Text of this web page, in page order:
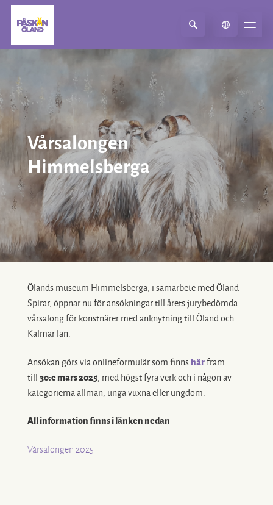
Vårsalongen
Himmelsberga
Ölands museum Himmelsberga, i samarbete med Öland
Spirar, öppnar nu för ansökningar till årets jurybedömda
vårsalong för konstnärer med anknytning till Öland och
Kalmar län.
Ansökan görs via onlineformulär som finns här fram
till 30:e mars 2025, med högst fyra verk och i någon av
kategorierna allmän, unga vuxna eller ungdom.
All information finns i länken nedan
Vårsalongen 2025